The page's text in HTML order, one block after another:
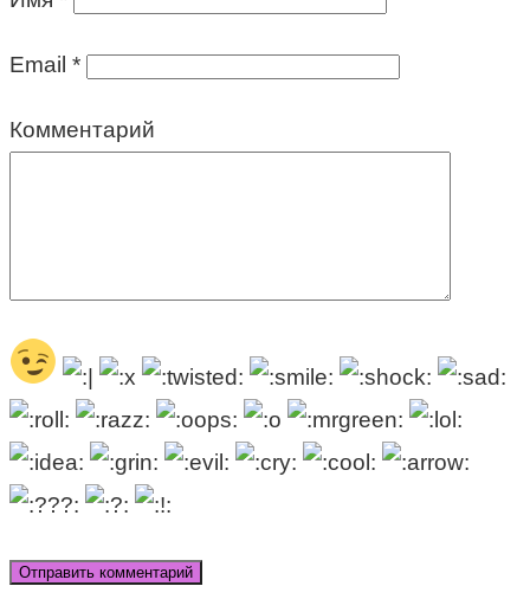
Email *
Комментарий